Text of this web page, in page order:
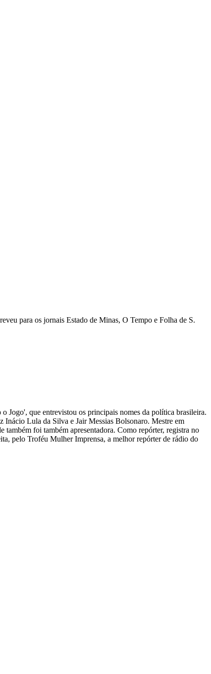
para os jornais Estado de Minas, O Tempo e Folha de S.
Jogo', que entrevistou os principais nomes da política brasileira.
Inácio Lula da Silva e Jair Messias Bolsonaro. Mestre em
foi também apresentadora. Como repórter, registra no
pelo Troféu Mulher Imprensa, a melhor repórter de rádio do